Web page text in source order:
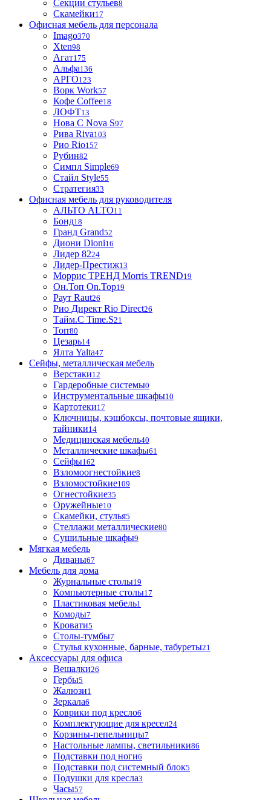
Секции стульев8
Скамейки17
Офисная мебель для персонала
Imago370
Xten98
Агат175
Альфа136
АРГО123
Ворк Work57
Кофе Coffee18
ЛОФТ13
Нова С Nova S97
Рива Riva103
Рио Rio157
Рубин82
Симпл Simple69
Стайл Style55
Стратегия33
Офисная мебель для руководителя
АЛЬТО ALTO11
Бонд18
Гранд Grand52
Диони Dioni16
Лидер 8224
Лидер-Престиж13
Моррис ТРЕНД Morris TREND19
Он.Топ On.Top19
Раут Raut26
Рио Директ Rio Direct26
Тайм.С Time.S21
Torr80
Цезарь14
Ялта Yalta47
Сейфы, металлическая мебель
Верстаки12
Гардеробные системы0
Инструментальные шкафы10
Картотеки17
Ключницы, кэшбоксы, почтовые ящики,
тайники14
Медицинская мебель40
Металлические шкафы61
Сейфы162
Взломоогнестойкие8
Взломостойкие109
Огнестойкие35
Оружейные10
Скамейки, стулья5
Стеллажи металлические80
Сушильные шкафы9
Мягкая мебель
Диваны67
Мебель для дома
Журнальные столы19
Компьютерные столы17
Пластиковая мебель1
Комоды7
Кровати5
Столы-тумбы7
Стулья кухонные, барные, табуреты21
Аксессуары для офиса
Вешалки26
Гербы5
Жалюзи1
Зеркала6
Коврики под кресло6
Комплектующие для кресел24
Корзины-пепельницы7
Настольные лампы, светильники86
Подставки под ноги6
Подставки под системный блок5
Подушки для кресла3
Часы57